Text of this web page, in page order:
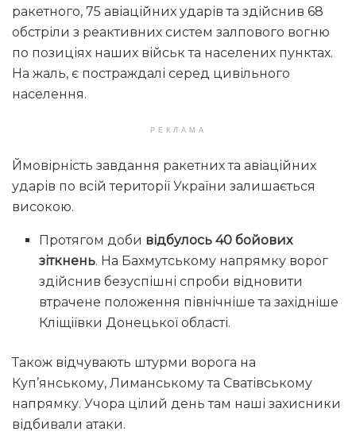
ракетного, 75 авіаційних ударів та здійснив 68
обстріли з реактивних систем залпового вогню
по позиціях наших військ та населених пунктах.
На жаль, є постраждалі серед цивільного
населення.
РЕКЛАМА
Ймовірність завдання ракетних та авіаційних
ударів по всій території України залишається
високою.
Протягом доби відбулось 40 бойових
зіткнень. На Бахмутському напрямку ворог
здійснив безуспішні спроби відновити
втрачене положення північніше та західніше
Кліщіївки Донецької області.
Також відчувають штурми ворога на
Куп’янському, Лиманському та Сватівському
напрямку. Учора цілий день там наші захисники
відбивали атаки.